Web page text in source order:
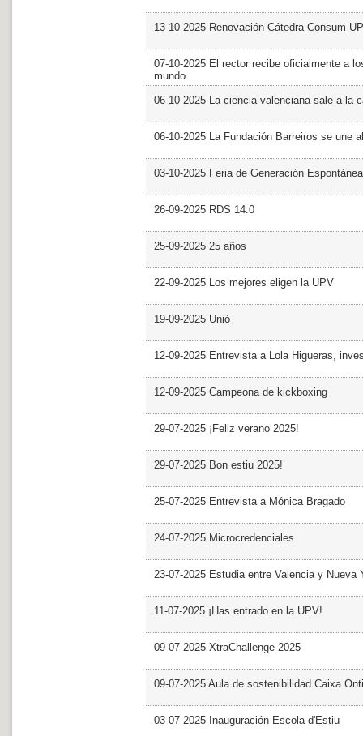
13-10-2025 Renovación Cátedra Consum-
07-10-2025 El rector recibe oficialmente a
mundo
06-10-2025 La ciencia valenciana sale a la
06-10-2025 La Fundación Barreiros se une
03-10-2025 Feria de Generación Espontánea
26-09-2025 RDS 14.0
25-09-2025 25 años
22-09-2025 Los mejores eligen la UPV
19-09-2025 Unió
12-09-2025 Entrevista a Lola Higueras,
12-09-2025 Campeona de kickboxing
29-07-2025 ¡Feliz verano 2025!
29-07-2025 Bon estiu 2025!
25-07-2025 Entrevista a Mónica Bragado
24-07-2025 Microcredenciales
23-07-2025 Estudia entre Valencia y Nueva
11-07-2025 ¡Has entrado en la UPV!
09-07-2025 XtraChallenge 2025
09-07-2025 Aula de sostenibilidad Caixa
03-07-2025 Inauguración Escola d'Estiu